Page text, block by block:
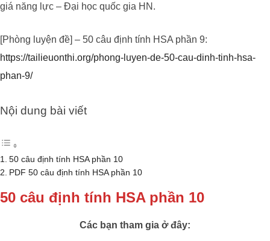
giá năng lực – Đại học quốc gia HN.
[Phòng luyện đề] – 50 câu định tính HSA phần 9:
https://tailieuonthi.org/phong-luyen-de-50-cau-dinh-tinh-hsa-
phan-9/
Nội dung bài viết
50 câu định tính HSA phần 10
PDF 50 câu định tính HSA phần 10
50 câu định tính HSA phần 10
Các bạn tham gia ở đây: